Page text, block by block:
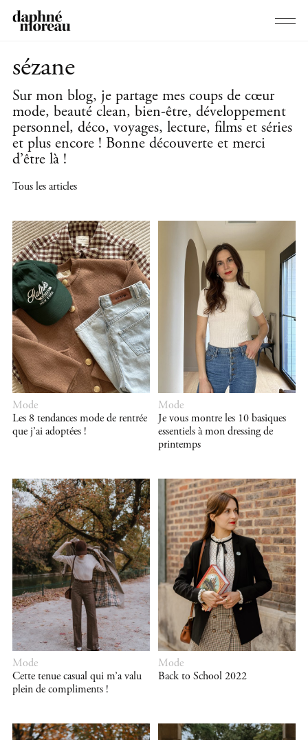
sézane
Sur mon blog, je partage mes coups de cœur
mode, beauté clean, bien-être, développement
personnel, déco, voyages, lecture, films et séries
et plus encore ! Bonne découverte et merci
d’être là !
Tous les articles
Mode
Les 8 tendances mode de rentrée
que j’ai adoptées !
Mode
Je vous montre les 10 basiques
essentiels à mon dressing de
printemps
Mode
Cette tenue casual qui m’a valu
plein de compliments !
Mode
Back to School 2022